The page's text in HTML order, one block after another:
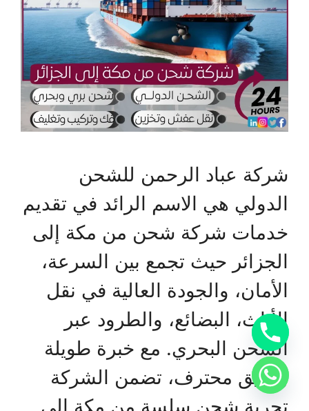
شركة عباد الرحمن للشحن
الدولي هي الاسم الرائد في تقديم
خدمات شركة شحن من مكة إلى
الجزائر حيث تجمع بين السرعة،
الأمان، والجودة العالية في نقل
الأثاث، البضائع، والطرود عبر
الشحن البحري. مع خبرة طويلة
وفريق محترف، تضمن الشركة